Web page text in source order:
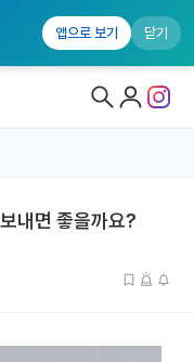
앱으로 보기 닫기
내면 좋을까요?